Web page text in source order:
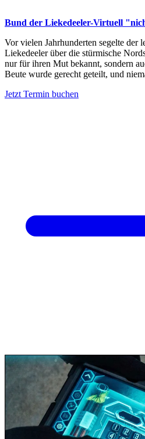
Bund der Liekedeeler-Virtuell
Vor vielen Jahrhunderten segelte der
Liekedeeler über die stürmische
nur für ihren Mut bekannt, sondern
Beute wurde gerecht geteilt, und
Jetzt Termin buchen